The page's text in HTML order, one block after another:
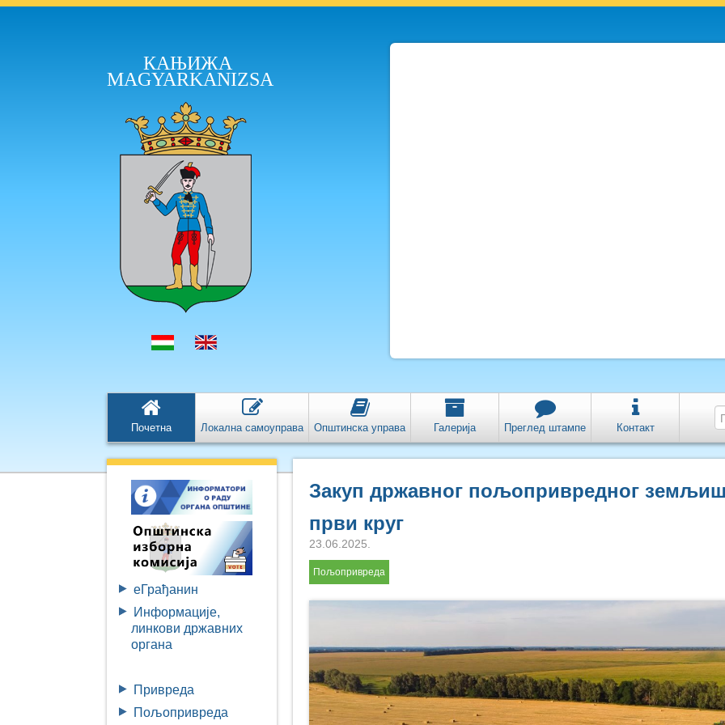
КАЊИЖА
MAGYARKANIZSA
Почетна Локална самоуправа Општинска управа Галерија Преглед штампе Контакт
eГрађанин
Информације,
линкови државних
органа
Привреда
Пољопривреда
Закуп државног пољопривредног
први круг
23.06.2025.
Пољопривреда